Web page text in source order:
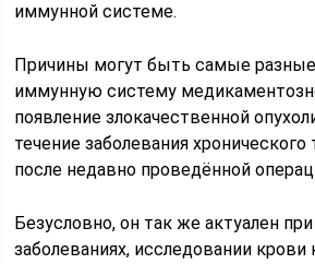
иммунной системе.
Причины могут быть самые
иммунную систему
появление злокачественной
течение заболевания хронического
после недавно проведённой
Безусловно, он так же актуален
заболеваниях, исследовании